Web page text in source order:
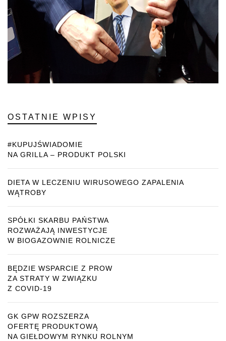
OSTATNIE WPISY
#KUPUJŚWIADOMIE
NA GRILLA – PRODUKT POLSKI
DIETA W LECZENIU WIRUSOWEGO ZAPALENIA
WĄTROBY
SPÓŁKI SKARBU PAŃSTWA
ROZWAŻAJĄ INWESTYCJE
W BIOGAZOWNIE ROLNICZE
BĘDZIE WSPARCIE Z PROW
ZA STRATY W ZWIĄZKU
Z COVID-19
GK GPW ROZSZERZA
OFERTĘ PRODUKTOWĄ
NA GIEŁDOWYM RYNKU ROLNYM